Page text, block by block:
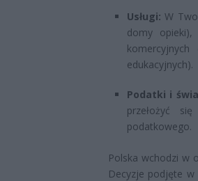
Usługi: W
domy
edukacyjnych).
Podatki i
przełożyć
podatkowego.
Polska wchodzi w
Decyzje podjęte